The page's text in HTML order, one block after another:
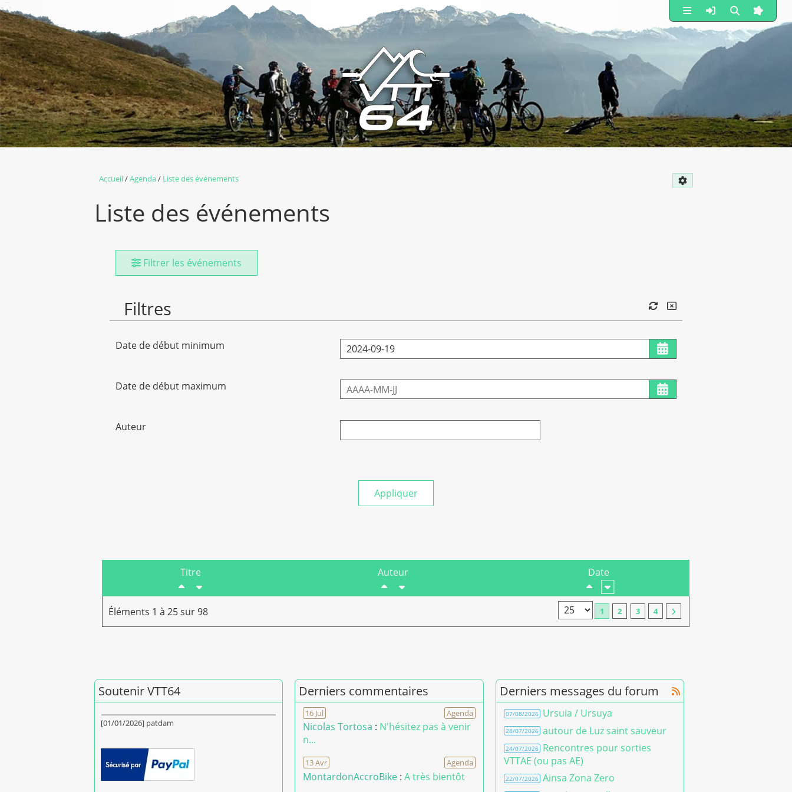
Accueil Agenda Liste des événements
Liste des événements
Filtrer les événements
Filtres
Date de début minimum
Date de début maximum
Auteur
Appliquer
Titre Auteur Date
Éléments 1 à 25 sur 98 1 2 3 4
Soutenir VTT64
Merci pour vos dons en 2026
[01/01/2026] patdam
Derniers commentaires
16 Jul Agenda
Nicolas Tortosa : N'hésitez pas à venir
n...
13 Avr Agenda
MontardonAccroBike :A très bientôt
Derniers messages du forum
07/08/2026 Ursuia / Ursuya
28/07/2026 autour de Luz saint sauveur
24/07/2026 Rencontres pour sorties
VTTAE (ou pas AE)
22/07/2026 Ainsa Zona Zero